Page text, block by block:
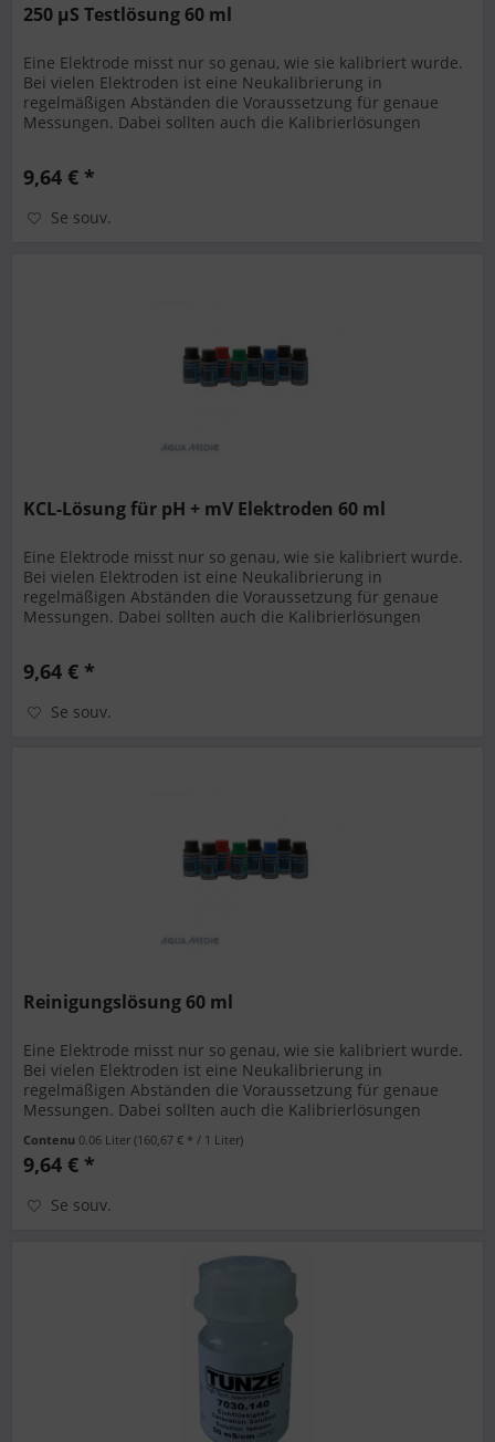
250 µS Testlösung 60 ml
Eine Elektrode misst nur so genau, wie sie kalibriert wurde.
Bei vielen Elektroden ist eine Neukalibrierung in
regelmäßigen Abständen die Voraussetzung für genaue
Messungen. Dabei sollten auch die Kalibrierlösungen
9,64 € *
Se souv.
KCL-Lösung für pH + mV Elektroden 60 ml
Eine Elektrode misst nur so genau, wie sie kalibriert wurde.
Bei vielen Elektroden ist eine Neukalibrierung in
regelmäßigen Abständen die Voraussetzung für genaue
Messungen. Dabei sollten auch die Kalibrierlösungen
9,64 € *
Se souv.
Reinigungslösung 60 ml
Eine Elektrode misst nur so genau, wie sie kalibriert wurde.
Bei vielen Elektroden ist eine Neukalibrierung in
regelmäßigen Abständen die Voraussetzung für genaue
Messungen. Dabei sollten auch die Kalibrierlösungen
Contenu 0.06 Liter(160,67 € * / 1 Liter)
9,64 € *
Se souv.